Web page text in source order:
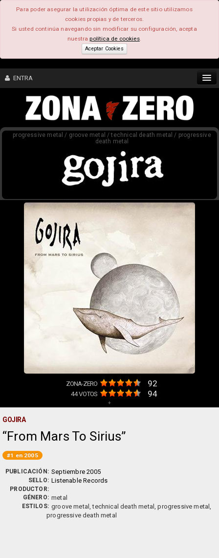
Para poder asegurar la utilización óptima de este sitio utilizamos
cookies propias y de terceros.
Si usted continúa navegando sin modificar su configuración, acepta
nuestrapolítica de cookies.
Aceptar Cookies
ENTRA
CONTENIDO
COMUNIDAD
progressive metal / groove metal / technical death metal / progressive
death metal
ZONA-ZERO 92
44VOTOS 94
+
GOJIRA
From Mars To Sirius
#1 en 2005
PUBLICACIÓN: Septiembre 2005
SELLO: Listenable Records
PRODUCTOR:
GÉNERO: metal
ESTILOS: groove metal, technical death metal, progressive metal,
progressive death metal